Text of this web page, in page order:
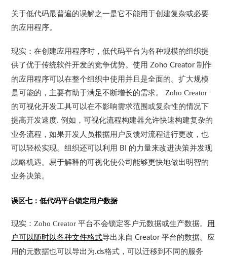
关于低代码最普遍的误解之一是它不能用于创建复杂或必要
的应用程序。
现实：在创建应用程序时，低代码平台为各种规模的组织提
供了优于传统软件开发的竞争优势。使用 Zoho Creator制作
的应用程序可以在整个组织中使用并且是全面的。扩大规模
是可能的，主要有助于满足不断增长的需求。
Zoho Creator
的可视化开发工具可以在不影响需求范围或复杂性的情况下
提高开发速度.例如，可视化流程构建器允许快速构建复杂的
业务流程，如果开发人员根据用户反馈对流程进行更改，也
可以轻松实现。组织还可以利用 BI 的力量来改进决策并发现
战略机遇。易于解释的可视化使公司能够更快地做出明智的
业务决策。
误区七：低代码平台锁定用户数据
现实： Zoho Creator平台不会锁定客户元数据或生产数据。 用
户可以随时以各种文件格式导出来自 Creator平台的数据。应
用的元数据也可以导出为.ds格式，可以迁移到不同的服务